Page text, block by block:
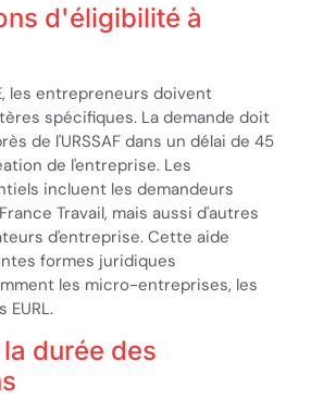
d'éligibilité à
les entrepreneurs doivent
spécifiques. La demande doit
de l'URSSAF dans un délai de 45
de l'entreprise. Les
incluent les demandeurs
Travail, mais aussi d'autres
d'entreprise. Cette aide
formes juridiques
les micro-entreprises, les
EURL.
durée des